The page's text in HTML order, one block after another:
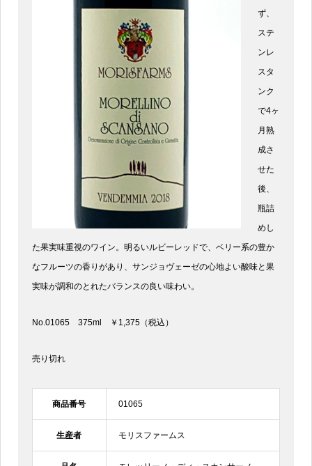
ず、
ステ
ンレ
スタ
ンク
で4ヶ
月熟
成さ
せた
後、
瓶詰
めし
た果実味重視のワイン。明るいルビーレッドで、ベリー系の豊か
なフルーツの香りがあり、サンジョヴェーゼの心地よい酸味と果
実味が調和のとれたバランスの良い味わい。
No.01065 375ml ￥1,375（税込）
売り切れ
商品番号 01065
生産者 モリスファームス